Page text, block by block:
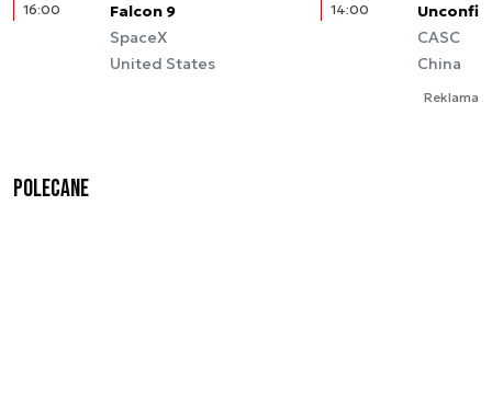
16:00
Falcon 9
SpaceX
United States
14:00
CASC
China
Reklama
Polecane